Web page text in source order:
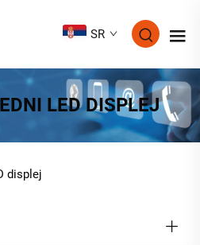
SR
LED DISPLEJ
displej